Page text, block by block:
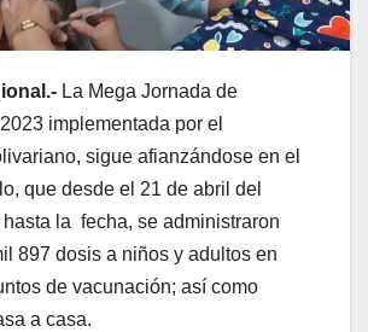
La Mega Jornada de
implementada por el
sigue afianzándose en el
que desde el 21 de abril del
la fecha, se administraron
897 dosis a niños y adultos en
de vacunación; así como
a casa.